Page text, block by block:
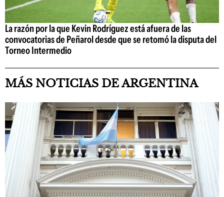
La razón por la que Kevin Rodríguez está afuera de las
convocatorias de Peñarol desde que se retomó la disputa del
Torneo Intermedio
MÁS NOTICIAS DE ARGENTINA